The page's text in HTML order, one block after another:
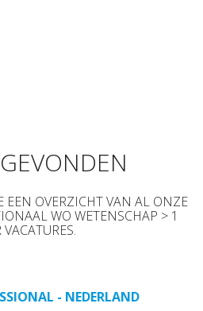
EEN OVERZICHT VAN AL ONZE
WO WETENSCHAP > 1
- NEDERLAND